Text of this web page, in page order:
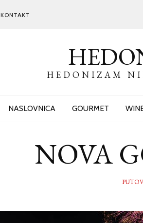
KONTAKT
HEDONIZAM
NASLOVNICA GOURMET
NOVA